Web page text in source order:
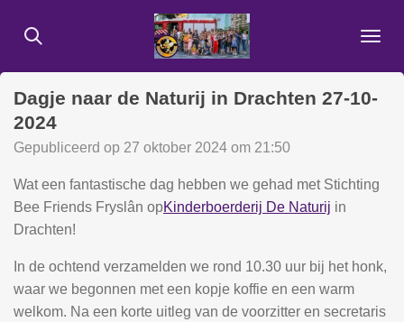
direct
hoofdinhoud
Dagje naar de Naturij in Drachten 27-10-
2024
Gepubliceerd op 27 oktober 2024 om 21:50
Wat een fantastische dag hebben we gehad met Stichting
Bee Friends Fryslân opKinderboerderij De Naturij in
Drachten!
In de ochtend verzamelden we rond 10.30 uur bij het honk,
waar we begonnen met een kopje koffie en een warm
welkom. Na een korte uitleg van de voorzitter en secretaris